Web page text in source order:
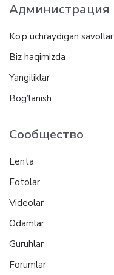
Администрация
Ko’p uchraydigan savollar
Biz haqimizda
Yangiliklar
Bog’lanish
Сообщество
Lenta
Fotolar
Videolar
Odamlar
Guruhlar
Forumlar